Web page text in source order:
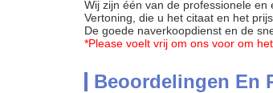
Wij zijn één van de professionele
Vertoning, die u het citaat en het
De goede naverkoopdienst en de
*Please voelt vrij om ons voor om
Beoordelingen En